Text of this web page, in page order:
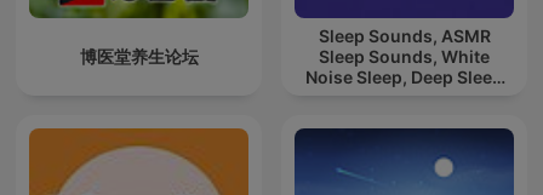
博医堂养生论坛
Sleep Sounds, ASMR
Sleep Sounds, White
Noise Sleep, Deep Sleep